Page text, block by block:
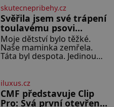
krajinou, také bohatou
historií i luxusem.Zjistěte,
grilovací hliníkové misky
narovnejte nasucho kolečka
lilku.
skutecnepribehy.cz
Svěřila jsem své trápení
toulavému psovi
Bobimu
Moje dětství bylo těžké.
Naše maminka zemřela.
Táta byl despota. Jedinou
jsem jako dítě měla peklo.
Maminka zemřela, když
jsem byla ještě malá. Otec
iluxus.cz
CMF představuje Clip
Pro: Svá první otevřená